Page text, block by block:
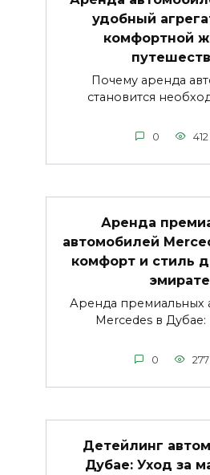
удобный
комфортной
Почему аренда
становится
0 412
Аренда
автомобилей
комфорт и стиль
эмирате
Аренда премиальных
Mercedes в
0 277
Детейлинг
Дубае: Уход за